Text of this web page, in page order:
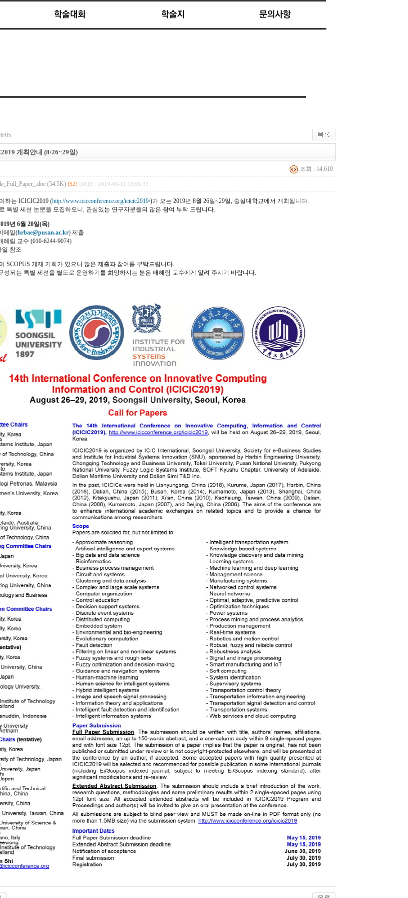
개최안내 (8/26~29일)
조회 : 14,610
(54.5K) [52] DATE : 2019-03-11 16:05:33
하는 ICICIC2019 (http://www.icicconference.org/icicic2019/)가 오는 2019년 8월 26일~29일, 숭실대학교에서 개최됩니다.
특별 세션 논문을 모집하오니, 관심있는 연구자분들의 많은 참여 부탁 드립니다.
년 6월 20일(목)
메일(hrbae@pusan.ac.kr) 제출
림 교수 (010-6244-9074)
참조
SCOPUS 게재 기회가 있으니 많은 제출과 참여를 부탁드립니다.
성되는 특별 세션을 별도로 운영하기를 희망하시는 분은 배혜림 교수에게 알려 주시기 바랍니다.